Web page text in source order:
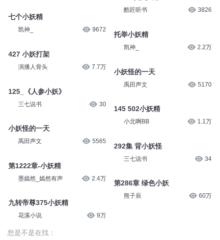
七个小妖精
凯神_ 9672
427 小妖打架
演播人骨头 7.7万
125_《人参小妖》
三七说书 30
小妖怪的一天
禹田声文 5565
第1222章-小妖精
墨嫣然_嫣然有声 2.4万
九转帝尊375小妖精
花溪小说 9万
酷匠听书 3826
托举小妖精
凯神_ 2.2万
小妖怪的一天
禹田声文 5170
145 502小妖精
小北啊BB 1.1万
292集 背小妖怪
三七说书 34
第286章 绿色小妖
熊子辰 60万
您是不是在找：